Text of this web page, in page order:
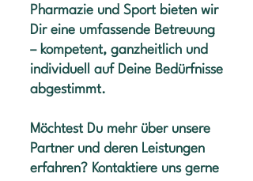
Pharmazie und Sport bieten wir
Dir eine umfassende Betreuung
– kompetent, ganzheitlich und
individuell auf Deine Bedürfnisse
abgestimmt.
Möchtest Du mehr über unsere
Partner und deren Leistungen
erfahren? Kontaktiere uns gerne